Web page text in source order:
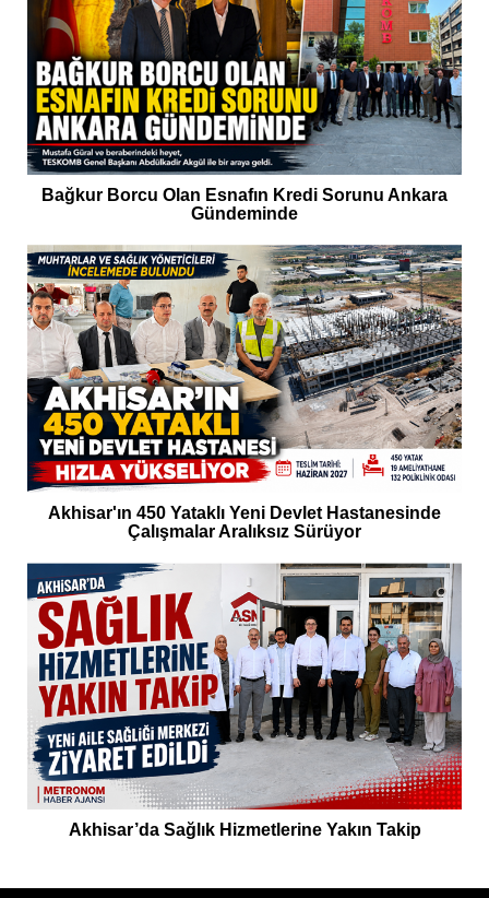
Bağkur Borcu Olan Esnafın Kredi Sorunu Ankara
Gündeminde
Akhisar'ın 450 Yataklı Yeni Devlet Hastanesinde
Çalışmalar Aralıksız Sürüyor
Akhisar’da Sağlık Hizmetlerine Yakın Takip